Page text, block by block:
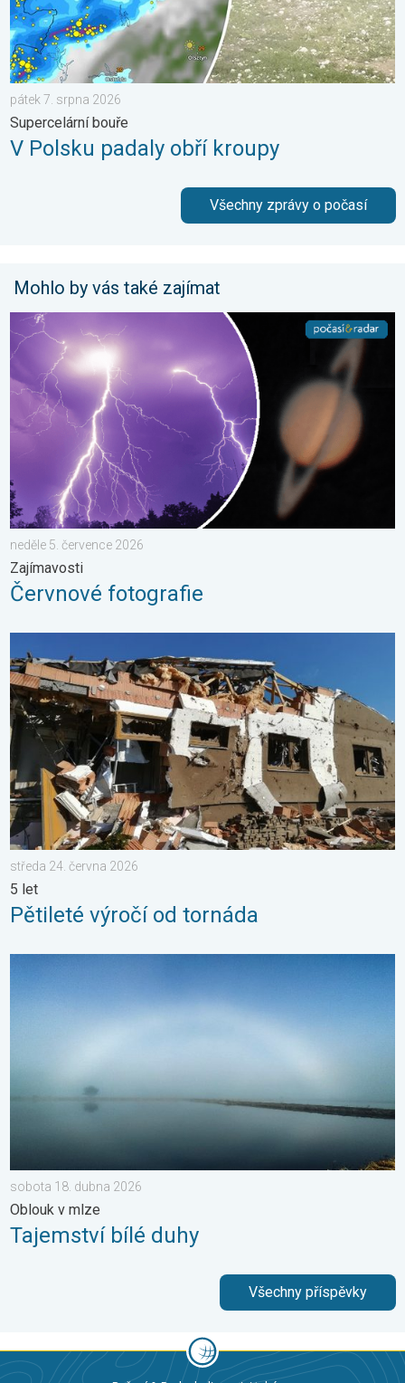
pátek 7. srpna 2026
Supercelární bouře
V Polsku padaly obří kroupy
Všechny zprávy o počasí
Mohlo by vás také zajímat
Červnové fotografie. Zajímavosti. . . neděle 5. července 2026
neděle 5. července 2026
Zajímavosti
Červnové fotografie
středa 24. června 2026
5 let
Pětileté výročí od tornáda
sobota 18. dubna 2026
Oblouk v mlze
Tajemství bílé duhy
Všechny příspěvky